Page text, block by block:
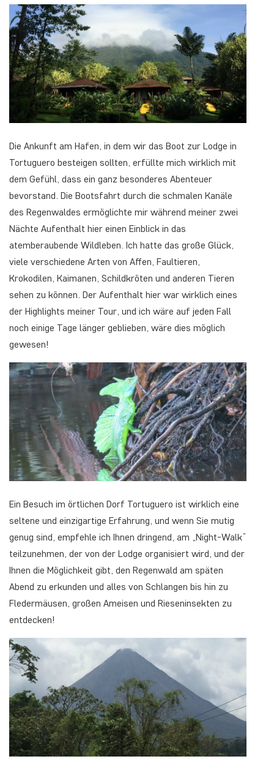
Die Ankunft am Hafen, in dem wir das Boot zur Lodge in
Tortuguero besteigen sollten, erfüllte mich wirklich mit
dem Gefühl, dass ein ganz besonderes Abenteuer
bevorstand. Die Bootsfahrt durch die schmalen Kanäle
des Regenwaldes ermöglichte mir während meiner zwei
Nächte Aufenthalt hier einen Einblick in das
atemberaubende Wildleben. Ich hatte das große Glück,
viele verschiedene Arten von Affen, Faultieren,
Krokodilen, Kaimanen, Schildkröten und anderen Tieren
sehen zu können. Der Aufenthalt hier war wirklich eines
der Highlights meiner Tour, und ich wäre auf jeden Fall
noch einige Tage länger geblieben, wäre dies möglich
gewesen!
Ein Besuch im örtlichen Dorf Tortuguero ist wirklich eine
seltene und einzigartige Erfahrung, und wenn Sie mutig
genug sind, empfehle ich Ihnen dringend, am „Night-Walk”
teilzunehmen, der von der Lodge organisiert wird, und der
Ihnen die Möglichkeit gibt, den Regenwald am späten
Abend zu erkunden und alles von Schlangen bis hin zu
Fledermäusen, großen Ameisen und Rieseninsekten zu
entdecken!